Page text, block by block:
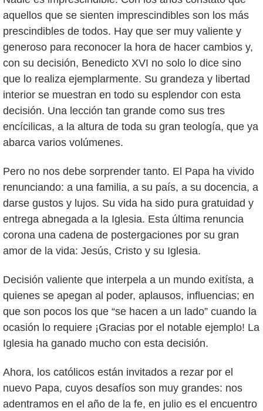
aquellos que se sienten imprescindibles son los más
prescindibles de todos. Hay que ser muy valiente y
generoso para reconocer la hora de hacer cambios y,
con su decisión, Benedicto XVI no solo lo dice sino
que lo realiza ejemplarmente. Su grandeza y libertad
interior se muestran en todo su esplendor con esta
decisión. Una lección tan grande como sus tres
encícilicas, a la altura de toda su gran teología, que ya
abarca varios volúmenes.
Pero no nos debe sorprender tanto. El Papa ha vivido
renunciando: a una familia, a su país, a su docencia, a
darse gustos y lujos. Su vida ha sido pura gratuidad y
entrega abnegada a la Iglesia. Esta última renuncia
corona una cadena de postergaciones por su gran
amor de la vida: Jesús, Cristo y su Iglesia.
Decisión valiente que interpela a un mundo exitísta, a
quienes se apegan al poder, aplausos, influencias; en
que son pocos los que “se hacen a un lado” cuando la
ocasión lo requiere ¡Gracias por el notable ejemplo! La
Iglesia ha ganado mucho con esta decisión.
Ahora, los católicos están invitados a rezar por el
nuevo Papa, cuyos desafíos son muy grandes: nos
adentramos en el año de la fe, en julio es el encuentro